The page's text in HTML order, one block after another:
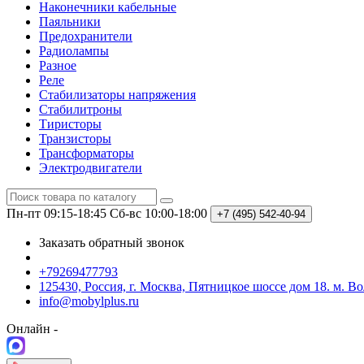
Наконечники кабельные
Паяльники
Предохранители
Радиолампы
Разное
Реле
Стабилизаторы напряжения
Стабилитроны
Тиристоры
Транзисторы
Трансформаторы
Электродвигатели
Пн-пт 09:15-18:45 Сб-вс 10:00-18:00 +7 (495) 542-40-94
Заказать обратный звонок
+79269477793
125430, Россия, г. Москва, Пятницкое шоссе дом 18. м.
info@mobylplus.ru
Онлайн -